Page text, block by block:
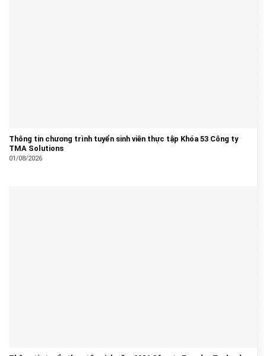
Thông tin chương trình tuyển sinh viên thực tập Khóa 53 Công ty
TMA Solutions
01/08/2026